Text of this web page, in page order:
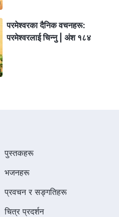
परमेश्‍वरका दैनिक वचनहरू:
परमेश्‍वरलाई चिन्‍नु | अंश १८४
पुस्तकहरू
भजनहरू
प्रवचन र सङ्गतिहरू
चित्र प्रदर्शन